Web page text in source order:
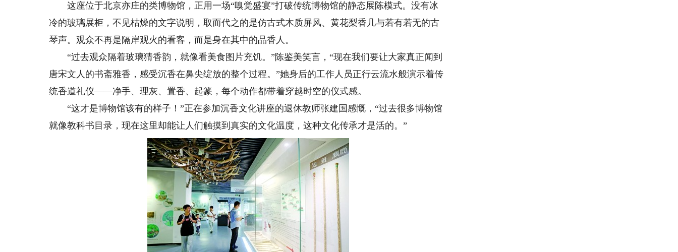
这座位于北京亦庄的类博物馆，正用一场“嗅觉盛宴”打破传统博物馆的静态展陈模式。没有冰
冷的玻璃展柜，不见枯燥的文字说明，取而代之的是仿古式木质屏风、黄花梨香几与若有若无的古
琴声。观众不再是隔岸观火的看客，而是身在其中的品香人。
“过去观众隔着玻璃猜香韵，就像看美食图片充饥。”陈鉴美笑言，“现在我们要让大家真正闻到
唐宋文人的书斋雅香，感受沉香在鼻尖绽放的整个过程。”她身后的工作人员正行云流水般演示着传
统香道礼仪——净手、理灰、置香、起篆，每个动作都带着穿越时空的仪式感。
“这才是博物馆该有的样子！”正在参加沉香文化讲座的退休教师张建国感慨，“过去很多博物馆
就像教科书目录，现在这里却能让人们触摸到真实的文化温度，这种文化传承才是活的。”